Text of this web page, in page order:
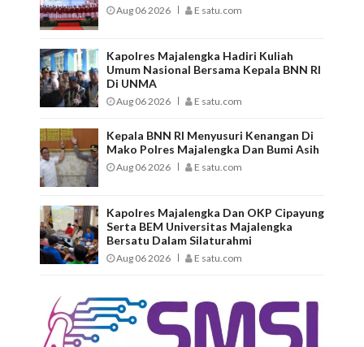
Aug 06 2026 E satu.com
Kapolres Majalengka Hadiri Kuliah
Umum Nasional Bersama Kepala BNN RI
Di UNMA
Aug 06 2026 E satu.com
Kepala BNN RI Menyusuri Kenangan Di
Mako Polres Majalengka Dan Bumi Asih
Aug 06 2026 E satu.com
Kapolres Majalengka Dan OKP Cipayung
Serta BEM Universitas Majalengka
Bersatu Dalam Silaturahmi
Aug 06 2026 E satu.com